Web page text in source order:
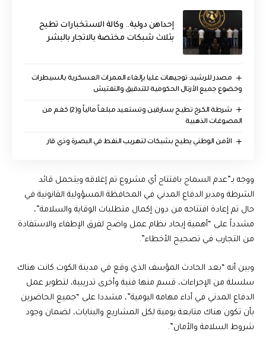
إحداهن دولية.. وكالة الاستخبارات تطيح
بثلاث شبكات مختصة بالاتجار بالبشر
مصدر للرشيد: توجيهات عليا بإلغاء الممرات العسكرية بالسيطرات
وخضوع جميع الأرتال الحكومية للتدقيق والتفتيش
شرطة الكرخ تطيح بسارقين وتستعيد مبلغاً مالياً و(2) كغم من
المصوغات الذهبية
الأمن الوطني يطيح بشبكات لتهريب النفط في البصرة وذي قار
ووجه بـ”عدم السماح بافتتاح أي مشروع تم إغلاقه ويتحمل قائد
الشرطة ومدير الدفاع المدني في المحافظة المسؤولية القانونية في
حال تم إعادة افتتاحه من دون إكمال متطلبات الوقاية والسلامة”،
مشدداً على “أهمية إيجاد نظام عمل واضح لفرق الإطفاء والاستفادة
من التجارب في تصحيح الأخطاء”.
وبين أنه “بعد الحادث المؤسف الذي وقع في مدينة الكوت كانت هناك
سلسلة من الإجراءات، قسم منها فنية وأخرى تدريبية، لتطوير عمل
الدفاع المدني في أداء مهامه اليومية”، مشددا على “جميع الحاضرين
بأن تكون هناك متابعة يومية لكل المشاريع والبنايات، لضمان وجود
شروط السلامة والأمان”.